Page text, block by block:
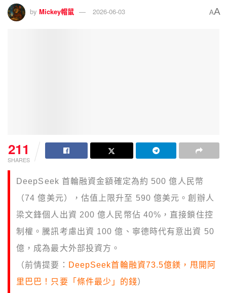
by Mickey帽鼠 2026-06-03 AA
211
SHARES
DeepSeek 首輪融資金額確定為約 500 億人民幣
（74 億美元），估值上限升至 590 億美元。創辦人
梁文鋒個人出資 200 億人民幣佔 40%，直接鎖住控
制權。騰訊考慮出資 100 億、寧德時代有意出資 50
億，成為最大外部投資方。
（前情提要： DeepSeek首輪融資73.5億鎂，甩開阿
里巴巴！只要「條件最少」的錢）